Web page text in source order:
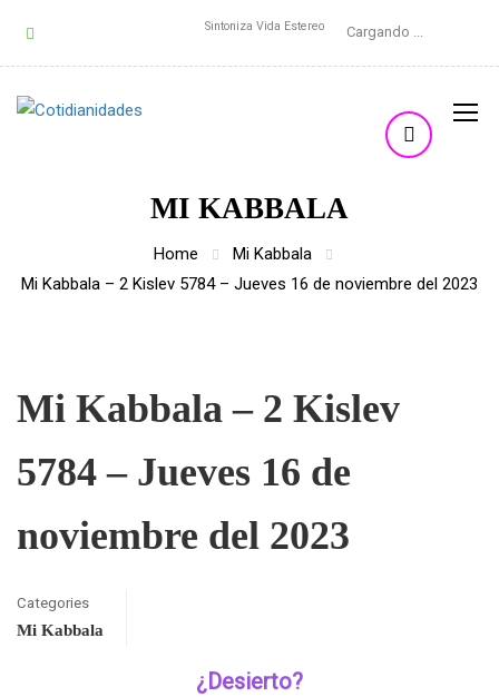
Sintoniza Vida Estereo Cargando ...
MI KABBALA
Home
Mi Kabbala
Mi Kabbala – 2 Kislev 5784 – Jueves 16 de noviembre del 2023
Mi Kabbala – 2 Kislev
5784 – Jueves 16 de
noviembre del 2023
Categories
Mi Kabbala
¿Desierto?